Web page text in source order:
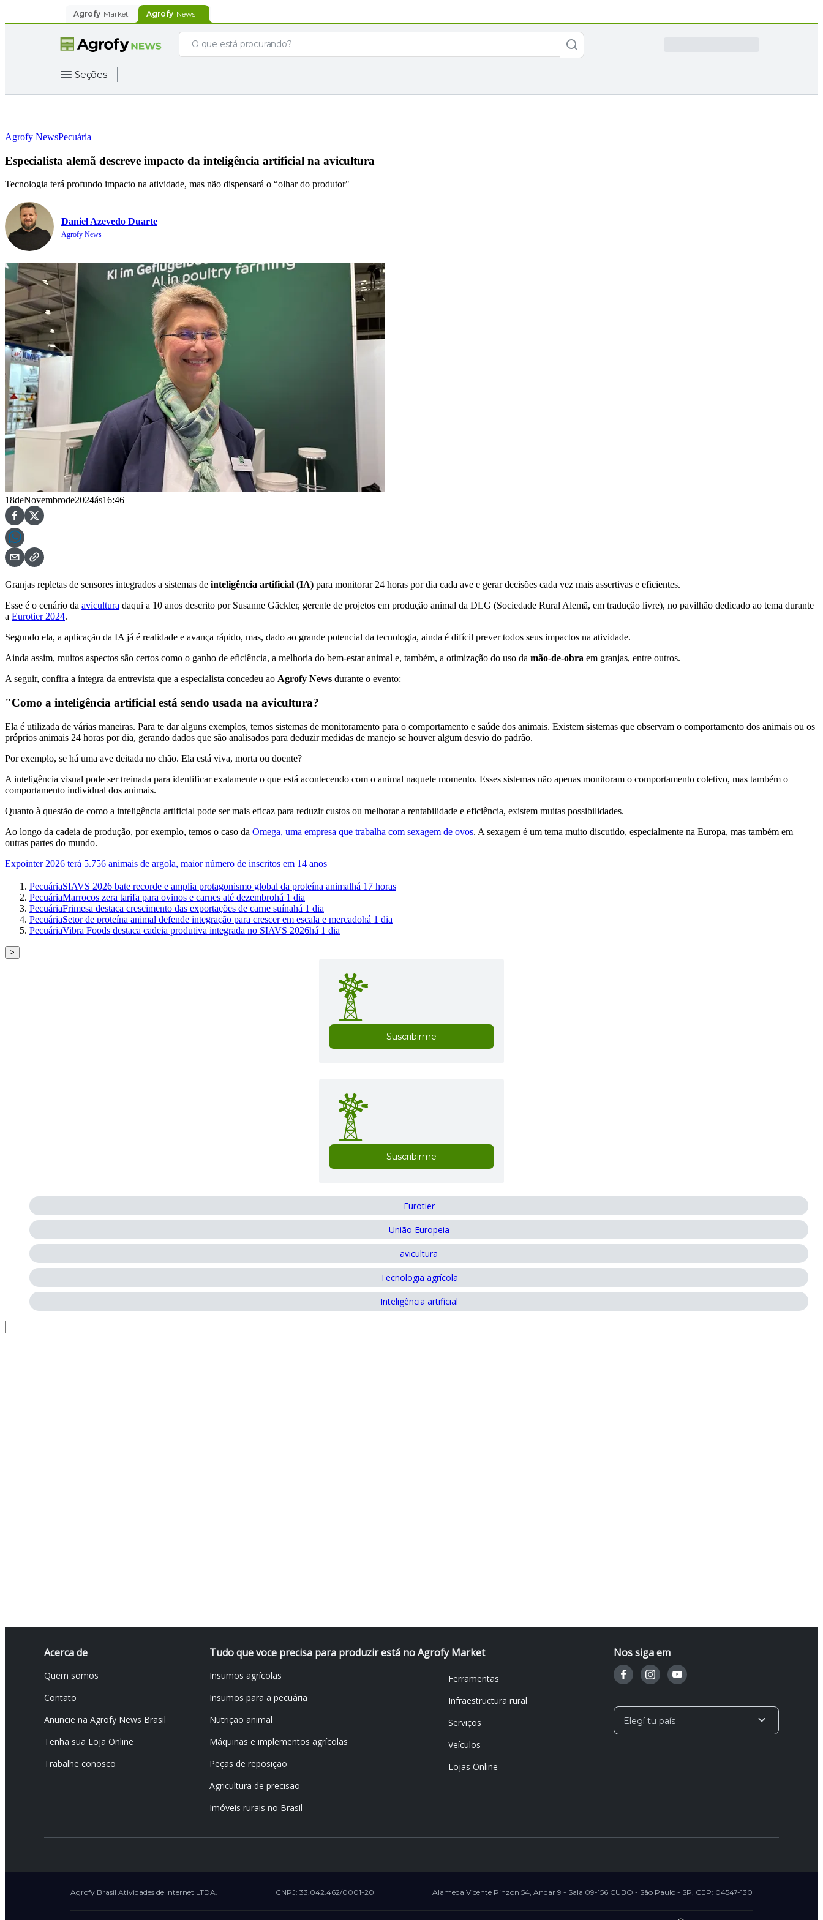
Agrofy Market Agrofy News
Seções
Agrofy NewsPecuária
Especialista alemã descreve impacto da inteligência artificial na avicultura
Tecnologia terá profundo impacto na atividade, mas não dispensará o “olhar do produtor"
Daniel Azevedo Duarte
Agrofy News
18deNovembrode2024ás16:46
Granjas repletas de sensores integrados a sistemas de inteligência artificial (IA) para monitorar 24 horas por dia cada ave e gerar decisões cada vez mais assertivas e eficientes.
Esse é o cenário da avicultura daqui a 10 anos descrito por Susanne Gäckler, gerente de projetos em produção animal da DLG (Sociedade Rural Alemã, em tradução livre), no pavilhão dedicado ao tema durante
a Eurotier 2024.
Segundo ela, a aplicação da IA já é realidade e avança rápido, mas, dado ao grande potencial da tecnologia, ainda é difícil prever todos seus impactos na atividade.
Ainda assim, muitos aspectos são certos como o ganho de eficiência, a melhoria do bem-estar animal e, também, a otimização do uso da mão-de-obra em granjas, entre outros.
A seguir, confira a íntegra da entrevista que a especialista concedeu ao Agrofy News durante o evento:
"Como a inteligência artificial está sendo usada na avicultura?
Ela é utilizada de várias maneiras. Para te dar alguns exemplos, temos sistemas de monitoramento para o comportamento e saúde dos animais. Existem sistemas que observam o comportamento dos animais ou os
próprios animais 24 horas por dia, gerando dados que são analisados para deduzir medidas de manejo se houver algum desvio do padrão.
Por exemplo, se há uma ave deitada no chão. Ela está viva, morta ou doente?
A inteligência visual pode ser treinada para identificar exatamente o que está acontecendo com o animal naquele momento. Esses sistemas não apenas monitoram o comportamento coletivo, mas também o
comportamento individual dos animais.
Quanto à questão de como a inteligência artificial pode ser mais eficaz para reduzir custos ou melhorar a rentabilidade e eficiência, existem muitas possibilidades.
Ao longo da cadeia de produção, por exemplo, temos o caso da Omega, uma empresa que trabalha com sexagem de ovos. A sexagem é um tema muito discutido, especialmente na Europa, mas também em
outras partes do mundo.
Expointer 2026 terá 5.756 animais de argola, maior número de inscritos em 14 anos
PecuáriaSIAVS 2026 bate recorde e amplia protagonismo global da proteína animalhá 17 horas
PecuáriaMarrocos zera tarifa para ovinos e carnes até dezembrohá 1 dia
PecuáriaFrimesa destaca crescimento das exportações de carne suínahá 1 dia
PecuáriaSetor de proteína animal defende integração para crescer em escala e mercadohá 1 dia
PecuáriaVibra Foods destaca cadeia produtiva integrada no SIAVS 2026há 1 dia
>
Suscribirme
Suscribirme
Eurotier
União Europeia
avicultura
Tecnologia agrícola
Inteligência artificial
Acerca de
Quem somos
Contato
Anuncie na Agrofy News Brasil
Tenha sua Loja Online
Trabalhe conosco
Tudo que voce precisa para produzir está no Agrofy Market
Insumos agrícolas
Insumos para a pecuária
Nutrição animal
Máquinas e implementos agrícolas
Peças de reposição
Agricultura de precisão
Imóveis rurais no Brasil
Ferramentas
Infraestructura rural
Serviços
Veículos
Lojas Online
Nos siga em
Elegí tu país
Agrofy Brasil Atividades de Internet LTDA. CNPJ: 33.042.462/0001-20 Alameda Vicente Pinzon 54, Andar 9 - Sala 09-156 CUBO - São Paulo - SP, CEP: 04547-130